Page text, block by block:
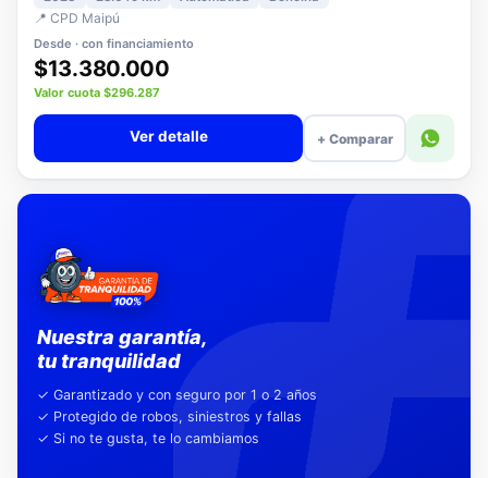
2023 28.649 km
📍 CPD Maipú
Desde · con financiamiento
$13.380.000
Valor cuota $296.287
+ Comparar
Nuestra garantía,
✓ Garantizado y con seguro por 1 o 2 años
✓ Protegido de robos, siniestros y fallas